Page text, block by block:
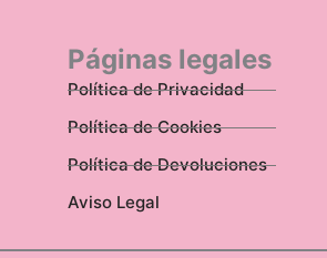
Páginas legales
Política de Privacidad
Política de Cookies
Política de Devoluciones
Aviso Legal